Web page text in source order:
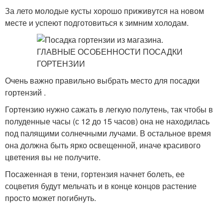
За лето молодые кусты хорошо приживутся на новом
месте и успеют подготовиться к зимним холодам.
Очень важно правильно выбрать место для посадки
гортензий .
Гортензию нужно сажать в легкую полутень, так чтобы в
полуденные часы (с 12 до 15 часов) она не находилась
под палящими солнечными лучами. В остальное время
она должна быть ярко освещенной, иначе красивого
цветения вы не получите.
Посаженная в тени, гортензия начнет болеть, ее
соцветия будут мельчать и в конце концов растение
просто может погибнуть.